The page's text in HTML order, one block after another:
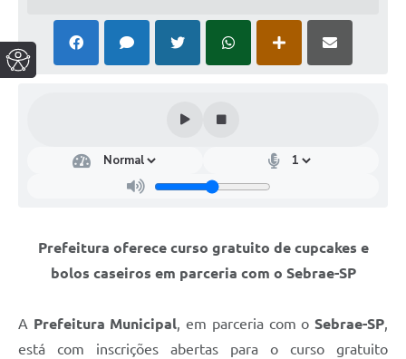
Prefeitura oferece curso gratuito de cupcakes e
bolos caseiros em parceria com o Sebrae-SP
A Prefeitura Municipal, em parceria com oSebrae-SP,
está com inscrições abertas para o curso gratuito